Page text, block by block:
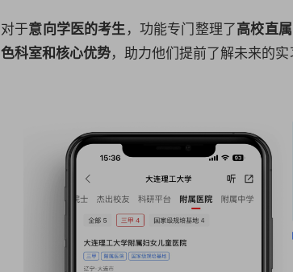
对于意向学医的考生，功能专门整理了高校直
色科室和核心优势，助力他们提前了解未来的实